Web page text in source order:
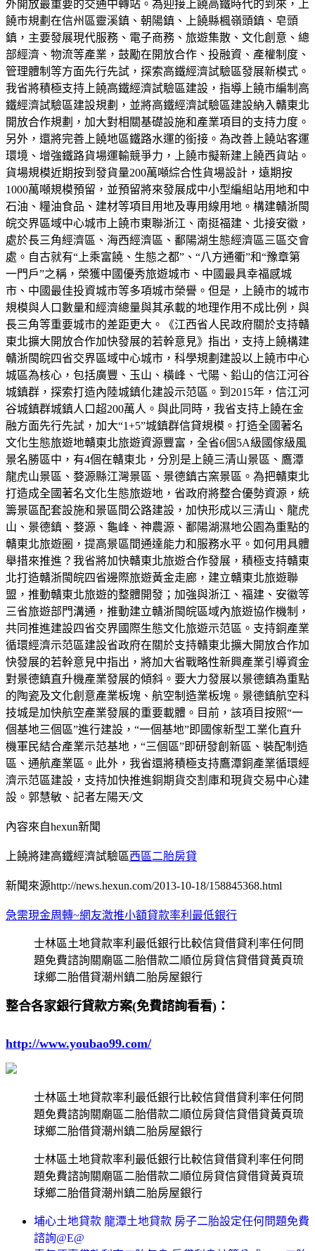
外開放最重要的交通中轉站。為迎接上饒高鐵時代的到來，上
饒市規劃在信州區靈溪鎮、朝陽鎮、上饒縣楓嶺頭鎮、皂頭
鎮，主要發展現代服務、電子商務、旅遊集散、文化創意、總
部經濟、物流等產業，鼓勵在開放合作、投融資、產權制度、
管理體制等方面先行先試，探索高鐵經濟試驗區發展新模式。
我省將積極支持上饒高鐵經濟試驗區建設，指導上饒市編制高
鐵經濟試驗區建設規劃，並將高鐵經濟試驗區建設納入贛東北
開放合作規劃，加大對相關基礎設施和產業項目的支持力度。
另外，還將完善上饒地區鐵路水運的銜接。為改善上饒站客運
環境、增強鐵路貨場運輸競爭力，上饒市擬新建上饒西貨站。
貨場規模近期按到發貨量200萬噸綜合性貨場設計，遠期按
1000萬噸規模預留，並預留將來發展成中小型編組站用地和中
石油、糧油食品、建材等項目用地及專用線用地。構建贛浙閩
皖交界區域中心城市上饒市東聯浙江、南挺福建、北接安徽，
處於長三角經濟區、海西經濟區、鄱陽湖生態經濟區三區交會
處。自古就有“上乘富饒、生態之都”、“八方通衢”和“豫章第
一門戶”之稱，榮獲中國優秀旅遊城市、中國最具幸福感城
市、中國最佳投資城市等多項城市榮譽。但是，上饒市的城市
規模與人口數量和經濟總量與其承載的地理作用不成比例，與
長三角等重要城市的差距更大。《江西省人民政府關於支持贛
東北擴大開放合作加快發展的若幹意見》指出，支持上饒構建
贛浙閩皖四省交界區域中心城市，科學規劃建設以上饒市中心
城區為核心，包括廣豐、玉山、橫峰、弋陽、鉛山的信江河谷
城鎮群，探索打造內陸城鎮化建設示范區。到2015年，信江河
谷城鎮群城鎮人口超200萬人。與此同時，我省支持上饒在金
融方面先行先試，加大“1+5”城鎮群信貸規模。打造全國著名
文化生態旅遊地贛東北旅遊資源豐富，全省6個5A級國傢級風
景名勝區中，有4個在贛東北，分別是上饒三清山景區、鷹潭
龍虎山景區、婺源縣江灣景區、景德鎮古窯景區。為把贛東北
打造成全國著名文化生態旅遊地，省政府將整合優勢資源，統
籌景區配套設施和景區間公路建設，加快形成以三清山、龍虎
山、景德鎮、婺源、龜峰、神農源、鄱陽湖濕地公園為重點的
贛東北旅遊圈，提高景區間通達能力和服務水平。如何用具體
舉措來推進？我省將加快贛東北旅遊合作發展，積極支持贛東
北打造贛浙閩皖四省邊際旅遊黃金走廊，建立贛東北旅遊聯
盟，推動贛東北旅遊的整體開發；加強與浙江、福建、安徽等
三省旅遊部門溝通，推動建立贛浙閩皖區域內旅遊協作機制，
共同推進建設四省交界國際生態文化旅遊示范區。支持銅產業
循環經濟示范區建設省政府在關於支持贛東北擴大開放合作加
快發展的若幹意見中指出，將加大省戰略性新興產業引導資金
對景德鎮直升機產業發展的傾斜。要大力發展以景德鎮為重點
的陶瓷及文化創意產業板塊、航空制造業板塊。景德鎮航空科
技城是加快航空產業發展的重要載體。目前，該項目按照“一
個基地三個區”進行建設，“一個基地”即國傢新型工業化直升
機軍民結合產業示范基地，“三個區”即研發創新區、裝配制造
區、通航產業區。此外，我省還將積極支持鷹潭銅產業循環經
濟示范區建設，支持加快推進銅期貨交割庫和現貨交易中心建
設。郭慧敏、記者左陽天/文
內容來自hexun新聞
上饒將建高鐵經濟試驗區西區二胎房貸
新聞來源http://news.hexun.com/2013-10-18/158845368.html
急需現金周轉~網友激推小額貸款率利最低銀行
士林區土地貸款率利最低銀行比較信貸借貸利率任何問
題免費諮詢關廟區二胎借款二順位房貸信貸借貸黃頁琉
球鄉二胎借貸潮州鎮二胎房屋銀行
整合各家銀行貸款方案(免費諮詢看看)：
http://www.youbao99.com/
士林區土地貸款率利最低銀行比較信貸借貸利率任何問
題免費諮詢關廟區二胎借款二順位房貸信貸借貸黃頁琉
球鄉二胎借貸潮州鎮二胎房屋銀行
士林區土地貸款率利最低銀行比較信貸借貸利率任何問
題免費諮詢關廟區二胎借款二順位房貸信貸借貸黃頁琉
球鄉二胎借貸潮州鎮二胎房屋銀行
埔心土地貸款 龍潭土地貸款 房子二胎設定任何問題免費
諮詢@E@